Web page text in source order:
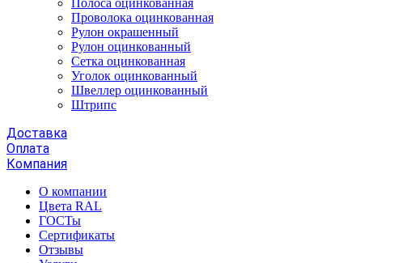
Полоса оцинкованная
Проволока оцинкованная
Рулон окрашенный
Рулон оцинкованный
Сетка оцинкованная
Уголок оцинкованный
Швеллер оцинкованный
Штрипс
Доставка
Оплата
Компания
О компании
Цвета RAL
ГОСТы
Сертификаты
Отзывы